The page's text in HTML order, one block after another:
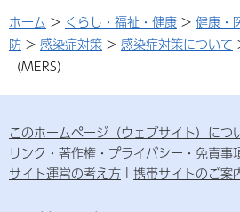
ホーム > くらし・福祉・健康 > 健康・
防 > 感染症対策 > 感染症対策について
（MERS）
このホームページ（ウェブサイト）につ
リンク・著作権・プライバシー・免責事
サイト運営の考え方
携帯サイトのご案